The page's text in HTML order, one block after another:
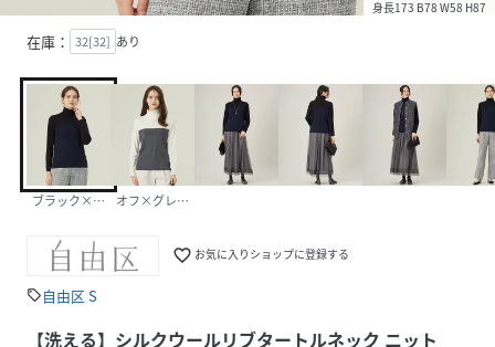
身長173 B78 W58 H87
在庫： 32[32] あり
ブラック×ネイビー[005]
オフ×グレー[002]
favorite_border お気に入りショップに登録する
sell 自由区 S
【洗える】シルクウールリブタートルネック ニット